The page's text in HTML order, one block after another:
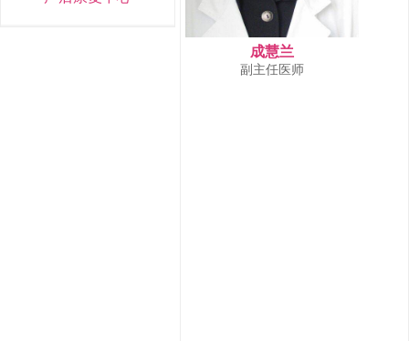
成慧兰
副主任医师